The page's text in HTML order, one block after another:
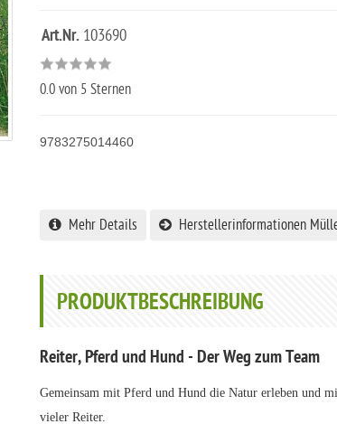
Art.Nr. 103690
0.0 von 5 Sternen
9783275014460
Mehr Details Herstellerinformationen
PRODUKTBESCHREIBUNG
Reiter, Pferd und Hund - Der Weg zum Team
Gemeinsam mit Pferd und Hund die Natur erleben und
vieler Reiter.